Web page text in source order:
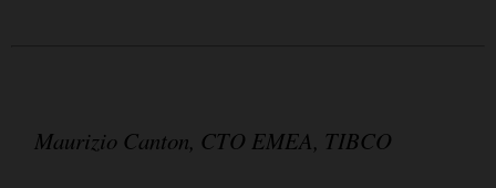
Maurizio Canton, CTO EMEA, TIBCO